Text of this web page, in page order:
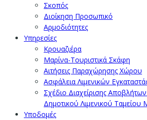
Σκοπός
Διοίκηση Προσωπικό
Αρμοδιότητες
Υπηρεσίες
Κρουαζιέρα
Μαρίνα-Τουριστικά Σκάφη
Αιτήσεις Παραχώρησης Χώρου
Ασφάλεια Λιμενικών
Σχέδιο Διαχείρισης
Δημοτικού Λιμενικού
Υποδομές